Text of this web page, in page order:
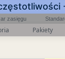
zasięgu
Pakiety